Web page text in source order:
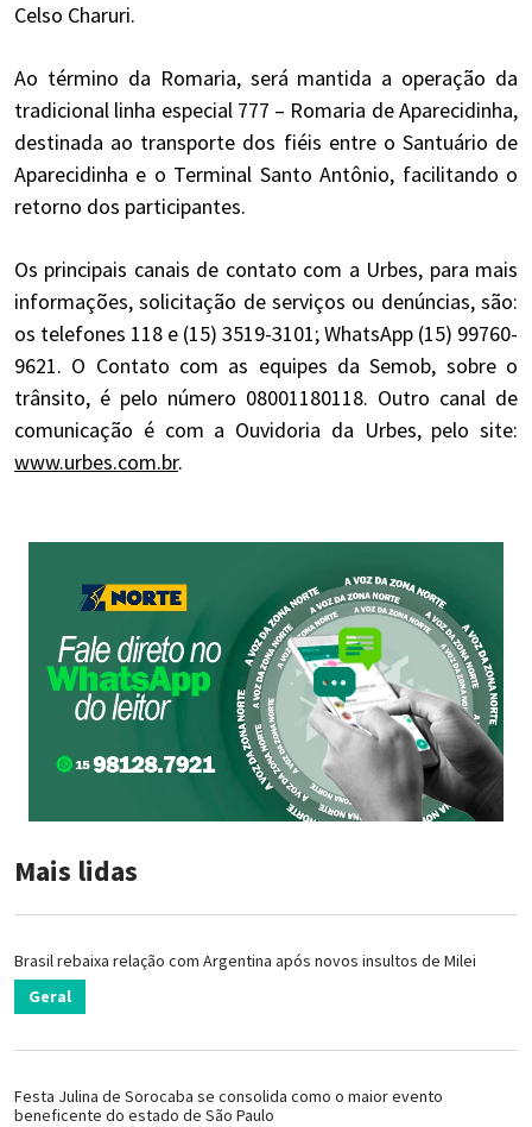
Celso Charuri.
Ao término da Romaria, será mantida a operação da
tradicional linha especial 777 – Romaria de Aparecidinha,
destinada ao transporte dos fiéis entre o Santuário de
Aparecidinha e o Terminal Santo Antônio, facilitando o
retorno dos participantes.
Os principais canais de contato com a Urbes, para mais
informações, solicitação de serviços ou denúncias, são:
os telefones 118 e (15) 3519-3101; WhatsApp (15) 99760-
9621. O Contato com as equipes da Semob, sobre o
trânsito, é pelo número 08001180118. Outro canal de
comunicação é com a Ouvidoria da Urbes, pelo site:
www.urbes.com.br.
Mais lidas
Brasil rebaixa relação com Argentina após novos insultos de Milei
Geral
Festa Julina de Sorocaba se consolida como o maior evento
beneficente do estado de São Paulo